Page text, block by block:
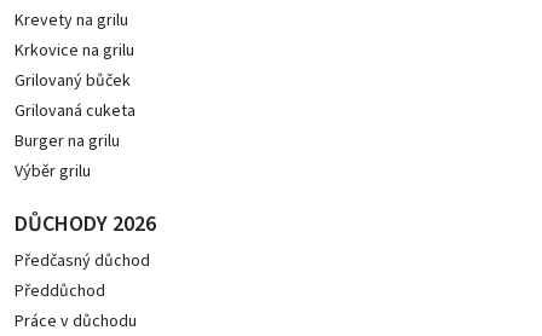
Krevety na grilu
Krkovice na grilu
Grilovaný bůček
Grilovaná cuketa
Burger na grilu
Výběr grilu
DŮCHODY 2026
Předčasný důchod
Předdůchod
Práce v důchodu